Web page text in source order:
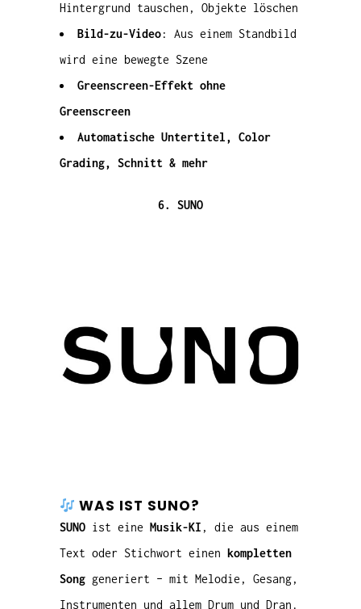
Hintergrund tauschen, Objekte löschen
Bild-zu-Video: Aus einem Standbild
wird eine bewegte Szene
Greenscreen-Effekt ohne
Greenscreen
Automatische Untertitel, Color
Grading, Schnitt & mehr
6. SUNO
WAS IST SUNO?
SUNO ist eine Musik-KI , die aus einem
Text oder Stichwort einen
kompletten
Song generiert – mit Melodie, Gesang,
Instrumenten und allem Drum und Dran.